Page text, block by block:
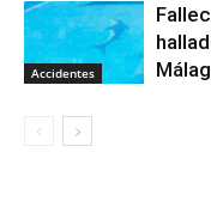
Accidentes